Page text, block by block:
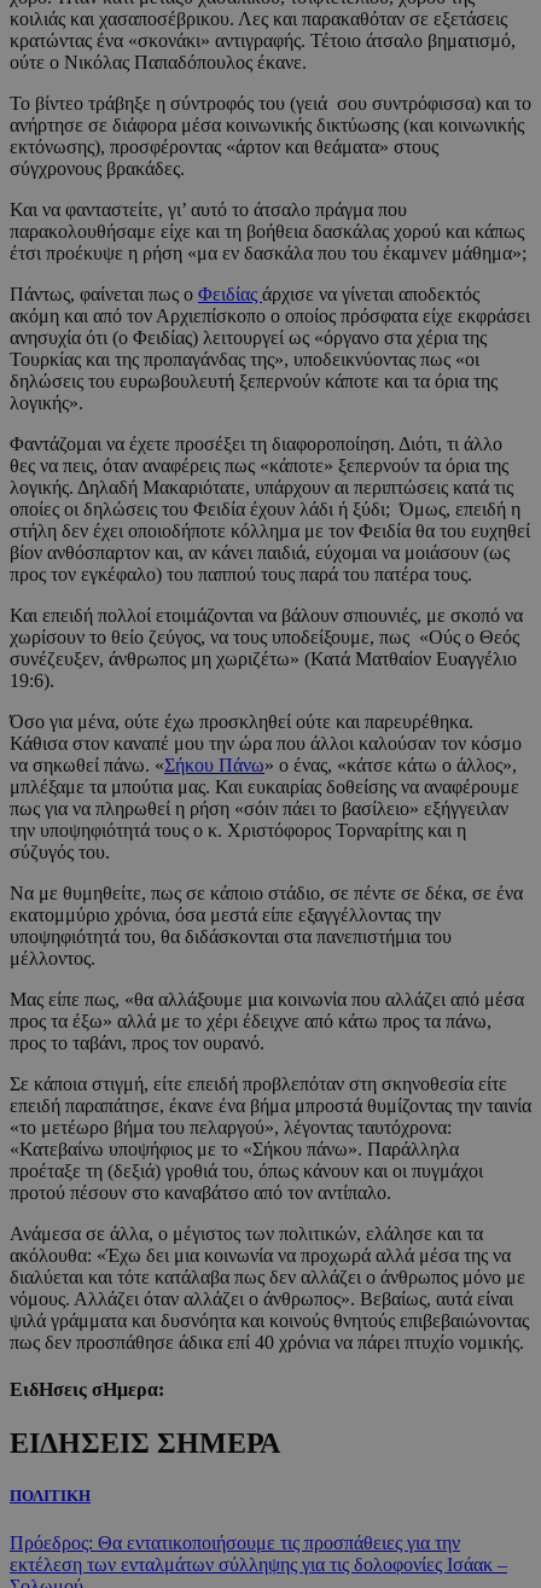
κοιλιάς και χασαποσέβρικου. Λες και παρακαθόταν σε εξετάσεις
κρατώντας ένα «σκονάκι» αντιγραφής. Τέτοιο άτσαλο βηματισμό,
ούτε ο Νικόλας Παπαδόπουλος έκανε.
Το βίντεο τράβηξε η σύντροφός του (γειά σου συντρόφισσα) και το
ανήρτησε σε διάφορα μέσα κοινωνικής δικτύωσης (και κοινωνικής
εκτόνωσης), προσφέροντας «άρτον και θεάματα» στους
σύγχρονους βρακάδες.
Και να φανταστείτε, γι’ αυτό το άτσαλο πράγμα που
παρακολουθήσαμε είχε και τη βοήθεια δασκάλας χορού και κάπως
έτσι προέκυψε η ρήση «μα εν δασκάλα που του έκαμνεν μάθημα»;
Πάντως, φαίνεται πως ο Φειδίας άρχισε να γίνεται αποδεκτός
ακόμη και από τον Αρχιεπίσκοπο ο οποίος πρόσφατα είχε εκφράσει
ανησυχία ότι (ο Φειδίας) λειτουργεί ως «όργανο στα χέρια της
Τουρκίας και της προπαγάνδας της», υποδεικνύοντας πως «οι
δηλώσεις του ευρωβουλευτή ξεπερνούν κάποτε και τα όρια της
λογικής».
Φαντάζομαι να έχετε προσέξει τη διαφοροποίηση. Διότι, τι άλλο
θες να πεις, όταν αναφέρεις πως «κάποτε» ξεπερνούν τα όρια της
λογικής. Δηλαδή Μακαριότατε, υπάρχουν αι περιπτώσεις κατά τις
οποίες οι δηλώσεις του Φειδία έχουν λάδι ή ξύδι; Όμως, επειδή η
στήλη δεν έχει οποιοδήποτε κόλλημα με τον Φειδία θα του ευχηθεί
βίον ανθόσπαρτον και, αν κάνει παιδιά, εύχομαι να μοιάσουν (ως
προς τον εγκέφαλο) του παππού τους παρά του πατέρα τους.
Και επειδή πολλοί ετοιμάζονται να βάλουν σπιουνιές, με σκοπό να
χωρίσουν το θείο ζεύγος, να τους υποδείξουμε, πως «Ούς ο Θεός
συνέζευξεν, άνθρωπος μη χωριζέτω» (Κατά Ματθαίον Ευαγγέλιο
19:6).
Όσο για μένα, ούτε έχω προσκληθεί ούτε και παρευρέθηκα.
Κάθισα στον καναπέ μου την ώρα που άλλοι καλούσαν τον κόσμο
να σηκωθεί πάνω. «Σήκου Πάνω» ο ένας, «κάτσε κάτω ο άλλος»,
μπλέξαμε τα μπούτια μας. Και ευκαιρίας δοθείσης να αναφέρουμε
πως για να πληρωθεί η ρήση «σόιν πάει το βασίλειο» εξήγγειλαν
την υποψηφιότητά τους ο κ. Χριστόφορος Τορναρίτης και η
σύζυγός του.
Να με θυμηθείτε, πως σε κάποιο στάδιο, σε πέντε σε δέκα, σε ένα
εκατομμύριο χρόνια, όσα μεστά είπε εξαγγέλλοντας την
υποψηφιότητά του, θα διδάσκονται στα πανεπιστήμια του
μέλλοντος.
Μας είπε πως, «θα αλλάξουμε μια κοινωνία που αλλάζει από μέσα
προς τα έξω» αλλά με το χέρι έδειχνε από κάτω προς τα πάνω,
προς το ταβάνι, προς τον ουρανό.
Σε κάποια στιγμή, είτε επειδή προβλεπόταν στη σκηνοθεσία είτε
επειδή παραπάτησε, έκανε ένα βήμα μπροστά θυμίζοντας την ταινία
«το μετέωρο βήμα του πελαργού», λέγοντας ταυτόχρονα:
«Κατεβαίνω υποψήφιος με το «Σήκου πάνω». Παράλληλα
προέταξε τη (δεξιά) γροθιά του, όπως κάνουν και οι πυγμάχοι
προτού πέσουν στο καναβάτσο από τον αντίπαλο.
Ανάμεσα σε άλλα, ο μέγιστος των πολιτικών, ελάλησε και τα
ακόλουθα: «Έχω δει μια κοινωνία να προχωρά αλλά μέσα της να
διαλύεται και τότε κατάλαβα πως δεν αλλάζει ο άνθρωπος μόνο με
νόμους. Αλλάζει όταν αλλάζει ο άνθρωπος». Βεβαίως, αυτά είναι
ψιλά γράμματα και δυσνόητα και κοινούς θνητούς επιβεβαιώνοντας
πως δεν προσπάθησε άδικα επί 40 χρόνια να πάρει πτυχίο νομικής.
ΕιδΗσεις σΗμερα:
ΕΙΔΗΣΕΙΣ ΣΗΜΕΡΑ
ΠΟΛΙΤΙΚΗ
Πρόεδρος: Θα εντατικοποιήσουμε τις προσπάθειες για την
εκτέλεση των ενταλμάτων σύλληψης για τις δολοφονίες Ισάακ –